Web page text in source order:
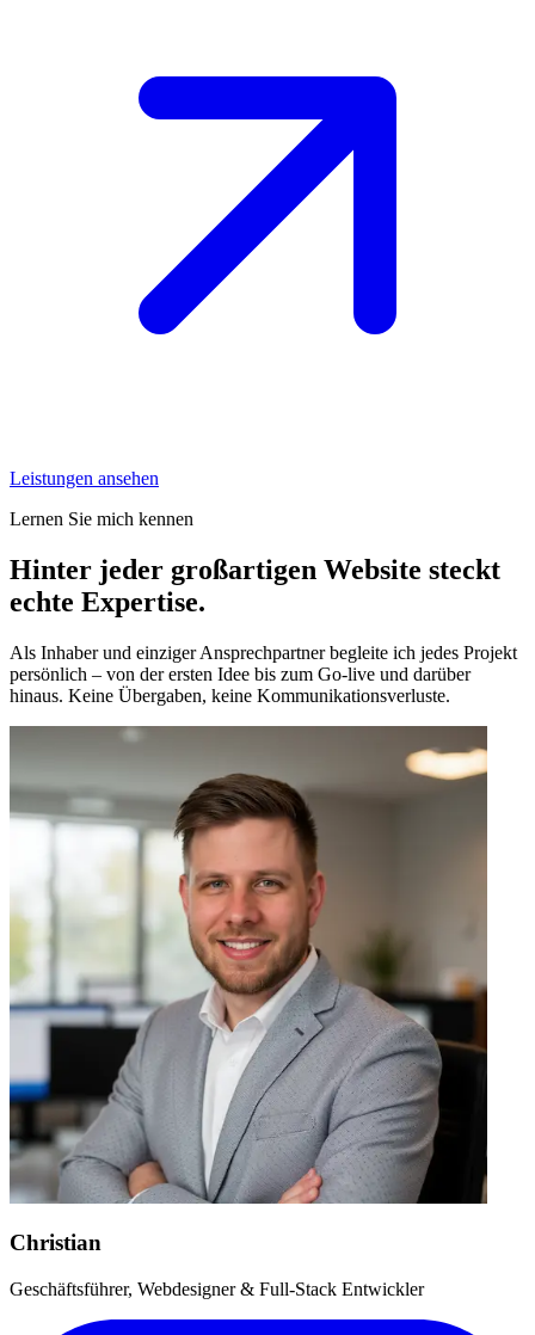
Leistungen ansehen
Lernen Sie mich kennen
Hinter jeder großartigen Website steckt
echte Expertise.
Als Inhaber und einziger Ansprechpartner begleite ich jedes Projekt
persönlich – von der ersten Idee bis zum Go-live und darüber
hinaus. Keine Übergaben, keine Kommunikationsverluste.
Christian
Geschäftsführer, Webdesigner & Full-Stack Entwickler